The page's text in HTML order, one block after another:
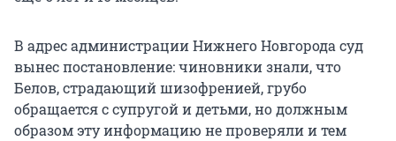
В адрес администрации Нижнего Новгорода суд
вынес постановление: чиновники знали, что
Белов, страдающий шизофренией, грубо
обращается с супругой и детьми, но должным
образом эту информацию не проверяли и тем